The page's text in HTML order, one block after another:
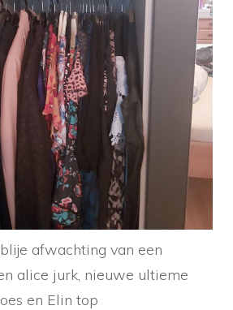
afwachting van een
alice jurk, nieuwe ultieme
en Elin top